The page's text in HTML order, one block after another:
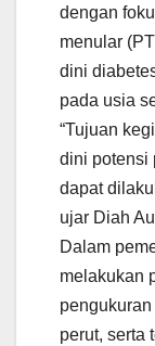
dengan
menular
dini
pada usia
“Tujuan
dini potensi
dapat
ujar Diah
Dalam
melakukan
perut, serta